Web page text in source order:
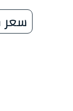
سعر